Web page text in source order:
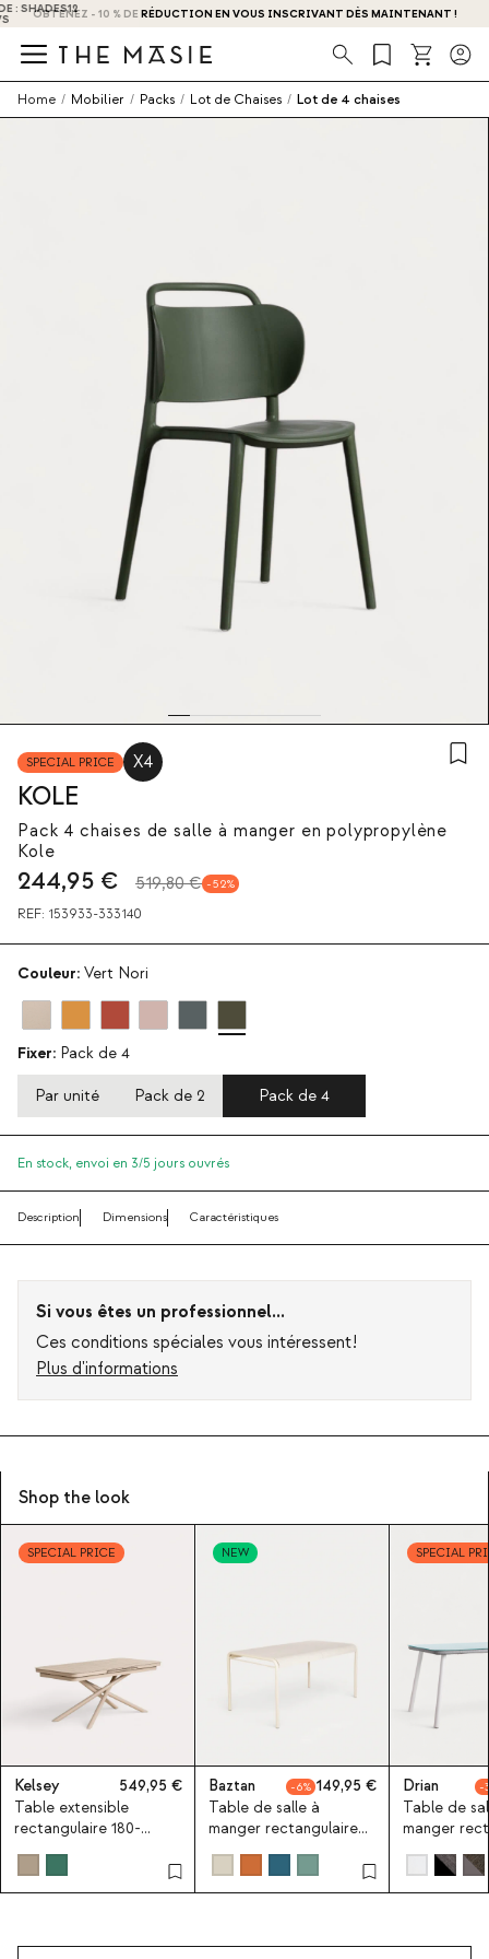
OBTENEZ - 10 % DE RÉDUCTION EN VOUS INSCRIVANT DÈS MAINTENANT !
Recherche
Home / Mobilier / Packs / Lot de Chaises / Lot de 4 chaises
SPECIAL PRICE X4
KOLE
Pack 4 chaises de salle à manger en polypropylène
Kole
244,95 € 519,80 € 52
REF: 153933-333140
Couleur: Vert Nori
Fixer: Pack de 4
Par unité Pack de 2 Pack de 4
En stock, envoi en 3/5 jours ouvrés
Description Dimensions Caractéristiques
Si vous êtes un professionnel...
Ces conditions spéciales vous intéressent!
Plus d'informations
Shop the look
SPECIAL PRICE
Kelsey
549,95
Table extensible
rectangulaire 180-
240x90 cm de salle à
Kelsey
NEW
Baztan 6
149,95
Table de salle à
manger rectangulaire
155x90 cm en métal et
polypropylène Baztan
SPECIAL
Drian
Table de
manger
160x90 cm
et verre